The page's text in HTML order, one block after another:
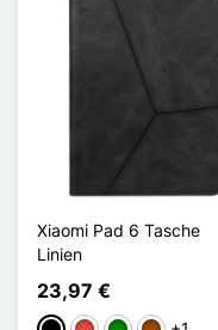
Xiaomi Pad 6 Tasche
Linien
23,97 €